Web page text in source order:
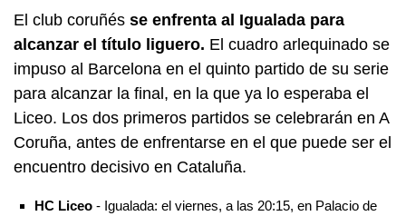
El club coruñés se enfrenta al Igualada para
alcanzar el título liguero. El cuadro arlequinado se
impuso al Barcelona en el quinto partido de su serie
para alcanzar la final, en la que ya lo esperaba el
Liceo. Los dos primeros partidos se celebrarán en A
Coruña, antes de enfrentarse en el que puede ser el
encuentro decisivo en Cataluña.
HC Liceo- Igualada: el viernes, a las 20:15, en Palacio de